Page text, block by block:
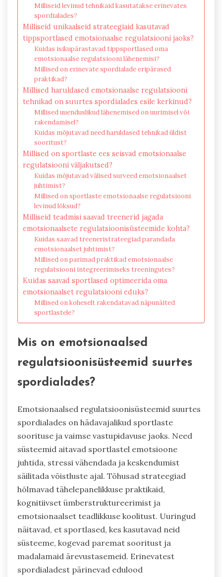
Milliseid levinud tehnikaid kasutatakse erinevates
spordialades?
Milliseid unikaalseid strateegiaid kasutavad
tippsportlased emotsionaalse regulatsiooni jaoks?
Kuidas isikupärastavad tippsportlased oma
emotsionaalse regulatsiooni lähenemisi?
Millised on erinevate spordialade eripärased
praktikad?
Millised haruldased emotsionaalse regulatsiooni
tehnikad on suurtes spordialades esile kerkinud?
Millised uuenduslikud lähenemised on uurimisel või
rakendamisel?
Kuidas mõjutavad need haruldased tehnikad üldist
sooritust?
Millised on sportlaste ees seisvad emotsionaalse
regulatsiooni väljakutsed?
Kuidas mõjutavad välised surveed emotsionaalset
juhtimist?
Millised on sportlaste emotsionaalse regulatsiooni
levinud lõksud?
Milliseid teadmisi saavad treenerid jagada
emotsionaalsete regulatsioonisüsteemide kohta?
Kuidas saavad treeneristrateegiad parandada
emotsionaalset juhtimist?
Millised on parimad praktikad emotsionaalse
regulatsiooni integreerimiseks treeningutes?
Kuidas saavad sportlased optimeerida oma
emotsionaalset regulatsiooni eduks?
Millised on koheselt rakendatavad näpunäited
sportlastele?
Mis on emotsionaalsed
regulatsioonisüsteemid suurtes
spordialades?
Emotsionaalsed regulatsioonisüsteemid suurtes
spordialades on hädavajalikud sportlaste
soorituse ja vaimse vastupidavuse jaoks. Need
süsteemid aitavad sportlastel emotsioone
juhtida, stressi vähendada ja keskendumist
säilitada võistluste ajal. Tõhusad strateegiad
hõlmavad tähelepanelikkuse praktikaid,
kognitiivset ümberstruktureerimist ja
emotsionaalset teadlikkuse koolitust. Uuringud
näitavad, et sportlased, kes kasutavad neid
süsteeme, kogevad paremat sooritust ja
madalamaid ärevustasemeid. Erinevatest
spordialadest pärinevad edulood